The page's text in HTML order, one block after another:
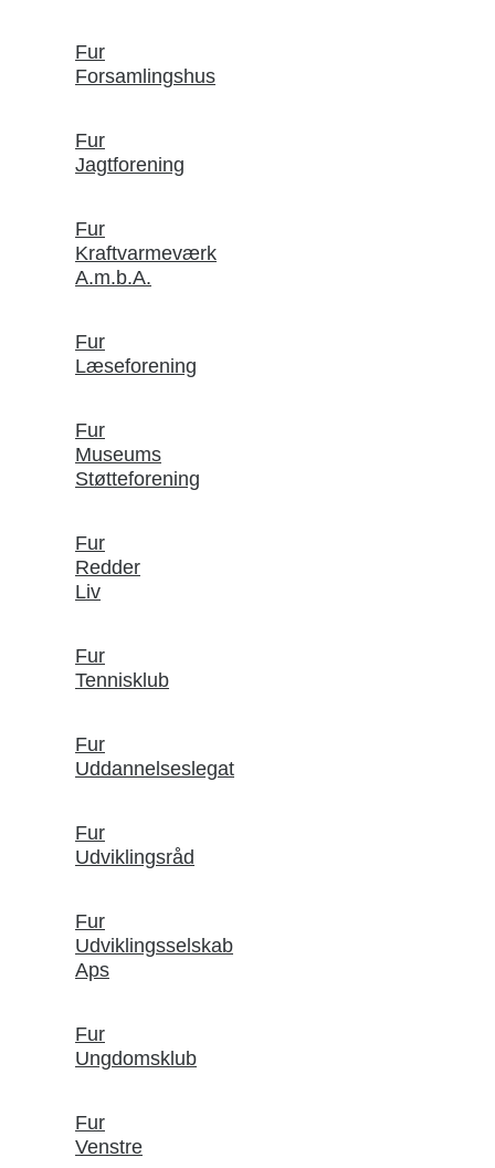
Fur
Forsamlingshus
Fur
Jagtforening
Fur
Kraftvarmeværk
A.m.b.A.
Fur
Læseforening
Fur
Museums
Støtteforening
Fur
Redder
Liv
Fur
Tennisklub
Fur
Uddannelseslegat
Fur
Udviklingsråd
Fur
Udviklingsselskab
Aps
Fur
Ungdomsklub
Fur
Venstre